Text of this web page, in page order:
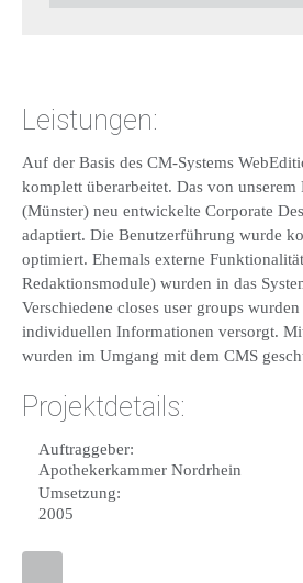
Leistungen:
Auf der Basis des CM-Systems
komplett überarbeitet. Das von unserem
(Münster) neu entwickelte Corporate
adaptiert. Die Benutzerführung wurde
optimiert. Ehemals externe
Redaktionsmodule) wurden in das
Verschiedene closes user groups
individuellen Informationen versorgt.
wurden im Umgang mit dem CMS
Projektdetails:
Auftraggeber:
Apothekerkammer Nordrhein
Umsetzung:
2005